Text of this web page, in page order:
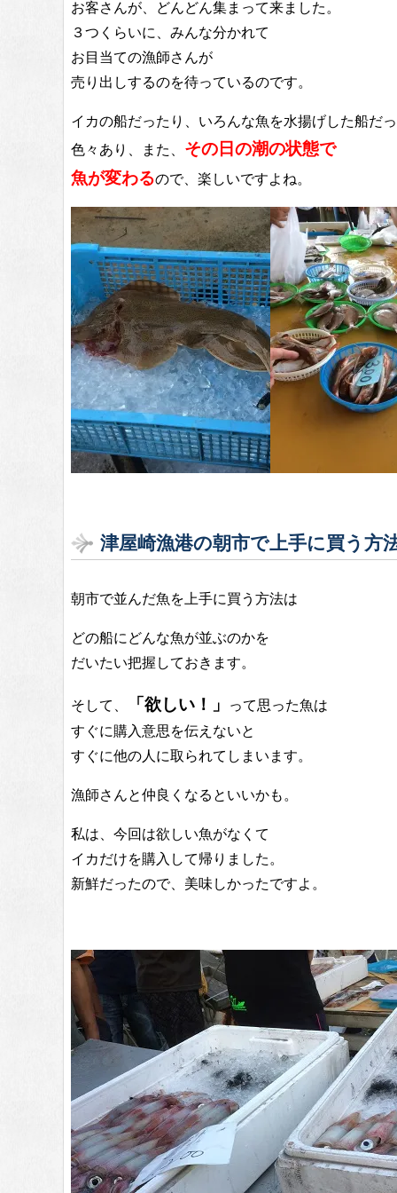
お客さんが、どんどん集まって来ました。
３つくらいに、みんな分かれて
お目当ての漁師さんが
売り出しするのを待っているのです。
イカの船だったり、いろんな魚を水揚げした船だ
色々あり、また、 その日の潮の状態で
魚が変わるので、楽しいですよね。
津屋崎漁港の朝市で上手に買う方
朝市で並んだ魚を上手に買う方法は
どの船にどんな魚が並ぶのかを
だいたい把握しておきます。
そして、 「欲しい！」
って思った魚は
すぐに購入意思を伝えないと
すぐに他の人に取られてしまいます。
漁師さんと仲良くなるといいかも。
私は、今回は欲しい魚がなくて
イカだけを購入して帰りました。
新鮮だったので、美味しかったですよ。